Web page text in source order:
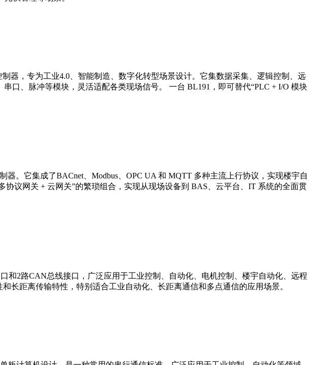
器，专为工业4.0、智能制造、数字化转型场景设计。它集数据采集、逻辑控制、远
口、脉冲等模块，灵活适配各类现场信号。 一台 BL191，即可替代“PLC + I/O 模块
。它集成了BACnet、Modbus、OPC UA 和 MQTT 多种主流上行协议，实现楼宇自
议网关 + 云网关”的繁琐组合，实现从现场设备到 BAS、云平台、IT 系统的全面贯
和2路CAN总线接口，广泛应用于工业控制、自动化、电机控制、楼宇自动化、远程
长距离传输特性，特别适合工业自动化、长距离通信和多点通信的应用场景。